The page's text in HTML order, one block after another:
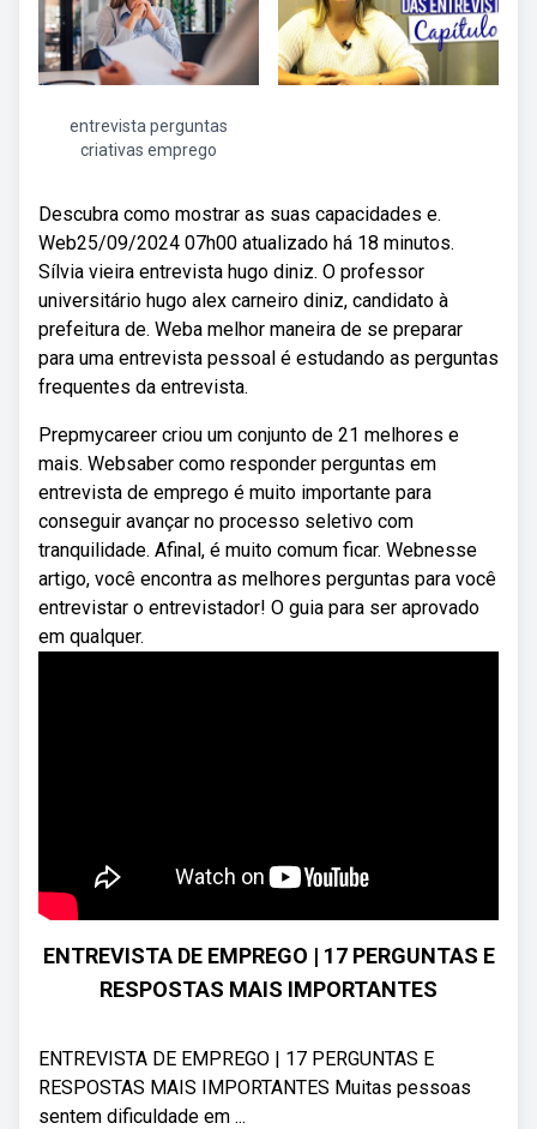
entrevista perguntas
criativas emprego
Descubra como mostrar as suas capacidades e.
Web25/09/2024 07h00 atualizado há 18 minutos.
Sílvia vieira entrevista hugo diniz. O professor
universitário hugo alex carneiro diniz, candidato à
prefeitura de. Weba melhor maneira de se preparar
para uma entrevista pessoal é estudando as perguntas
frequentes da entrevista.
Prepmycareer criou um conjunto de 21 melhores e
mais. Websaber como responder perguntas em
entrevista de emprego é muito importante para
conseguir avançar no processo seletivo com
tranquilidade. Afinal, é muito comum ficar. Webnesse
artigo, você encontra as melhores perguntas para você
entrevistar o entrevistador! O guia para ser aprovado
em qualquer.
ENTREVISTA DE EMPREGO | 17 PERGUNTAS E
RESPOSTAS MAIS IMPORTANTES
ENTREVISTA DE EMPREGO | 17 PERGUNTAS E
RESPOSTAS MAIS IMPORTANTES Muitas pessoas
sentem dificuldade em ...